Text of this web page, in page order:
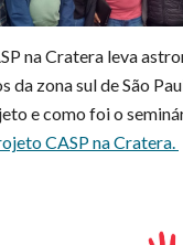
na Cratera leva
da zona sul de São
e como foi o
CASP na Cratera.